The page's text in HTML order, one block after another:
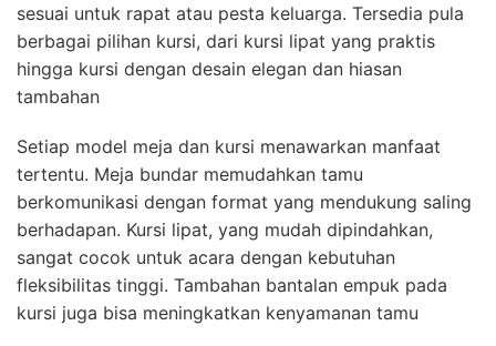
sesuai untuk rapat atau pesta keluarga. Tersedia pula
berbagai pilihan kursi, dari kursi lipat yang praktis
hingga kursi dengan desain elegan dan hiasan
tambahan
Setiap model meja dan kursi menawarkan manfaat
tertentu. Meja bundar memudahkan tamu
berkomunikasi dengan format yang mendukung saling
berhadapan. Kursi lipat, yang mudah dipindahkan,
sangat cocok untuk acara dengan kebutuhan
fleksibilitas tinggi. Tambahan bantalan empuk pada
kursi juga bisa meningkatkan kenyamanan tamu